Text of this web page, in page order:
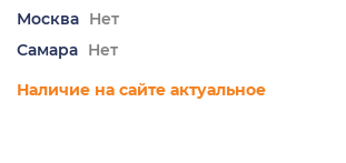
Москва Нет
Самара Нет
Наличие на сайте актуальное